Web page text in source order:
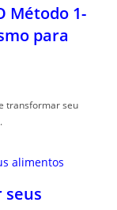
Método 1-
para
transformar seu
seus